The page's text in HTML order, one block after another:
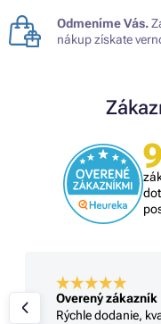
Odmeníme Vás.
nákup získate
Overený zákazník
Rýchle dodanie,